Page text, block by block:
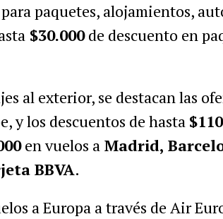
paquetes, alojamientos,
$30.000de descuento en
al exterior, se destacan las
y los descuentos de hasta
envuelos aMadrid,
BBVA.
a Europa a través de Air